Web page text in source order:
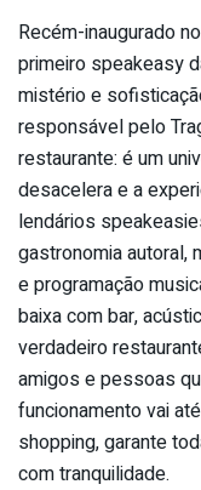
Recém-inaugurado
primeiro speakeasy
mistério e
responsável pelo
restaurante: é um
desacelera e a
lendários
gastronomia autoral,
e programação
baixa com bar,
verdadeiro
amigos e pessoas
funcionamento vai
shopping, garante
com tranquilidade.